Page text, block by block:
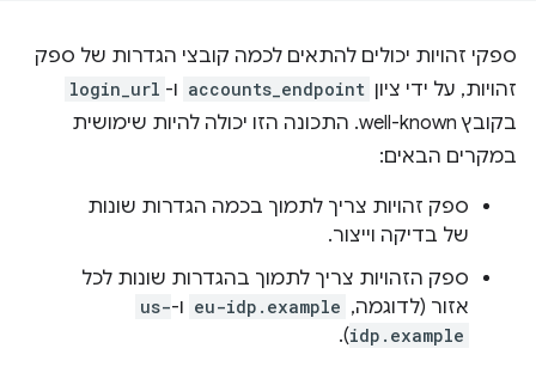
ספקי זהויות יכולים להתאים לכמה קובצי הגדרות של ספק
זהויות, על ידי ציון accounts_endpoint ו- login_url
בקובץ well-known. התכונה הזו יכולה להיות שימושית
במקרים הבאים:
ספק זהויות צריך לתמוך בכמה הגדרות שונות
של בדיקה וייצור.
ספק הזהויות צריך לתמוך בהגדרות שונות לכל
אזור (לדוגמה, eu-idp.example ו-us-
idp.example
).